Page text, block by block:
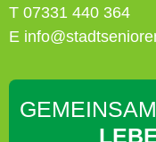
T 07331 440 364
E